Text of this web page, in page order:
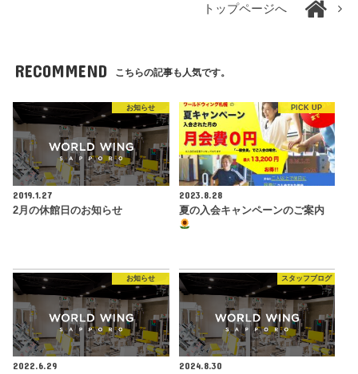
トップページへ
RECOMMEND こちらの記事も人気です。
お知らせ
2019.1.27
2月の休館日のお知らせ
PICK UP
2023.8.28
夏の入会キャンペーンのご案内
お知らせ
2022.6.29
スタッフブログ
2024.8.30